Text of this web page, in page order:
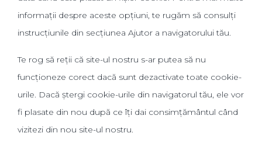
informații despre aceste opțiuni, te rugăm să consulți
instrucțiunile din secțiunea Ajutor a navigatorului tău.
Te rog să reții că site-ul nostru s-ar putea să nu
funcționeze corect dacă sunt dezactivate toate cookie-
urile. Dacă ștergi cookie-urile din navigatorul tău, ele vor
fi plasate din nou după ce îți dai consimțământul când
vizitezi din nou site-ul nostru.